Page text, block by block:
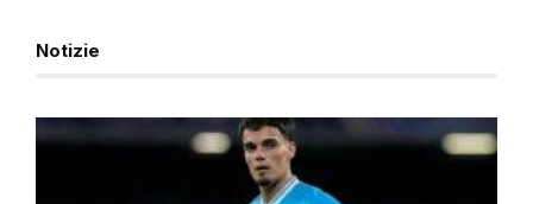
Notizie